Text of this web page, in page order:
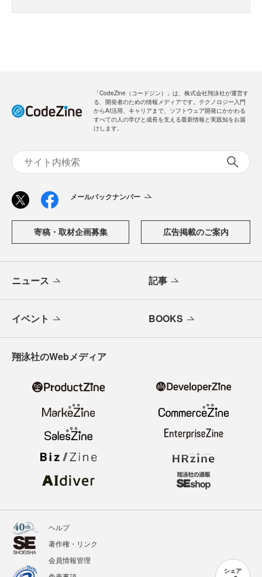
シェア
「CodeZine（コードジン）」は、株式会社翔泳社が運営す
る、開発者のための情報メディアです。テクノロジー入門
からAI活用、キャリアまで、ソフトウェア開発にかかわる
すべての人の学びと成長を支える最新情報と実践知をお届
けします。
メールバックナンバー
寄稿・取材企画募集 広告掲載のご案内
ニュース 記事
イベント BOOKS
翔泳社のWebメディア
ヘルプ
著作権・リンク
会員情報管理